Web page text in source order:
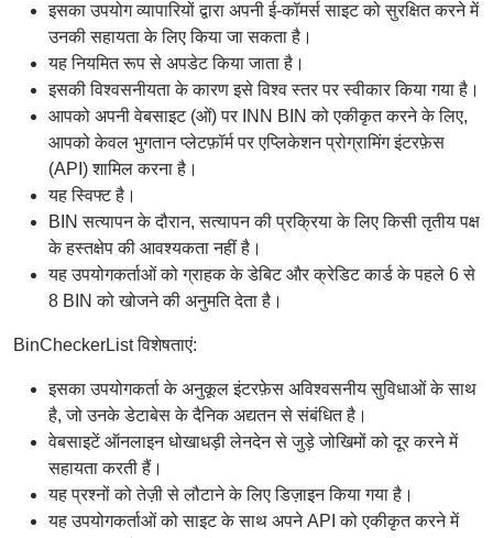
इसका उपयोग व्यापारियों द्वारा अपनी ई-कॉमर्स साइट को सुरक्षित करने में
उनकी सहायता के लिए किया जा सकता है।
यह नियमित रूप से अपडेट किया जाता है।
इसकी विश्वसनीयता के कारण इसे विश्व स्तर पर स्वीकार किया गया है।
आपको अपनी वेबसाइट (ओं) पर INN BIN को एकीकृत करने के लिए,
आपको केवल भुगतान प्लेटफ़ॉर्म पर एप्लिकेशन प्रोग्रामिंग इंटरफ़ेस
(API) शामिल करना है।
यह स्विफ्ट है।
BIN सत्यापन के दौरान, सत्यापन की प्रक्रिया के लिए किसी तृतीय पक्ष
के हस्तक्षेप की आवश्यकता नहीं है।
यह उपयोगकर्ताओं को ग्राहक के डेबिट और क्रेडिट कार्ड के पहले 6 से
8 BIN को खोजने की अनुमति देता है।
BinCheckerList विशेषताएं:
इसका उपयोगकर्ता के अनुकूल इंटरफ़ेस अविश्वसनीय सुविधाओं के साथ
है, जो उनके डेटाबेस के दैनिक अद्यतन से संबंधित है।
वेबसाइटें ऑनलाइन धोखाधड़ी लेनदेन से जुड़े जोखिमों को दूर करने में
सहायता करती हैं।
यह प्रश्नों को तेज़ी से लौटाने के लिए डिज़ाइन किया गया है।
यह उपयोगकर्ताओं को साइट के साथ अपने API को एकीकृत करने में